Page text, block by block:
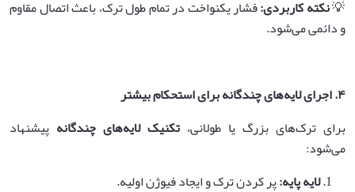
💡نکته کاربردی:فشار یکنواخت در تمام طول ترک، باعث اتصال مقاوم
و دائمی می‌شود.
۴.اجرای لایه‌های چندگانه برای استحکام بیشتر
برای ترک‌های بزرگ یا طولانی، تکنیک لایه‌های چندگانه پیشنهاد
می‌شود:
لایه پایه:پر کردن ترک و ایجاد فیوژن اولیه.